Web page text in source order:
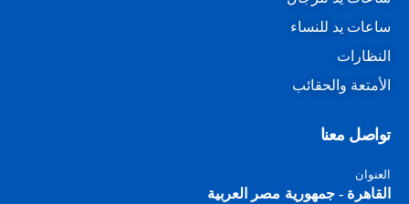
ساعات يد للنساء
النظارات
الأمتعة والحقائب
تواصل معنا
العنوان
القاهرة - جمهورية مصر العربية